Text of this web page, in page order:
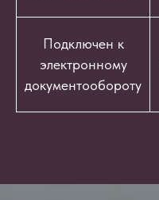
Подключен к
электронному
документообороту